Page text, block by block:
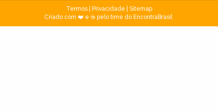
Termos| Privacidade
Sitemap
Criado com ❤️ e ☕ pelo time do EncontraBrasil